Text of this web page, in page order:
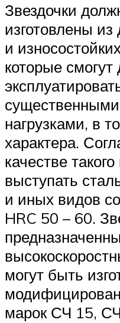
Звездочки
изготовлены из
и
которые
нагрузками, в
характера.
качестве
выступать
и иных видов
HRC 50 – 60.
могут быть
марок СЧ 15,